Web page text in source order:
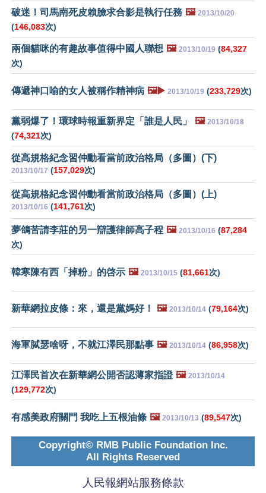
破迷！司馬南死皮賴臉求合影是執行任務 🖼️ 2013/10/20
(146,083次)
兩個貓咪的有趣故事值得中國人聯想 🖼️ 2013/10/19 (84,327
次)
傳遞神口喻的女人被稱作精神病 🖼️▶️ 2013/10/19 (233,729次)
黨弱爆了！環球時報重新界定「誰是人民」 🖼️ 2013/10/18
(74,321次)
從高規格紀念習仲勳看當前政治格局（多圖）(下)
2013/10/17 (157,029次)
從高規格紀念習仲勳看當前政治格局（多圖）(上)
2013/10/16 (141,761次)
夢鴿苦請李莊的另一辯護律師高子程 🖼️ 2013/10/16 (87,284
次)
韓寒陳有西「掉粉」的啓示 🖼️ 2013/10/15 (81,661次)
新華網拉皮條：來，還是黨媽好！ 🖼️ 2013/10/14 (79,164次)
海軍脦瑟啥呀，不就江澤民那點事 🖼️ 2013/10/14 (86,958次)
江澤民首次在新華網公開否認薄家指證 🖼️ 2013/10/14
(129,772次)
有感美政府關門 我吃上五根油條 🖼️ 2013/10/13 (89,547次)
Copyright© RMB Public Foundation Inc.
All Rights Reserved
人民報網站服務條款